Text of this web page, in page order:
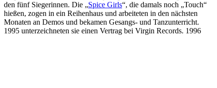
den fünf Siegerinnen. Die „Spice Girls“, die damals noch „Touch“
hießen, zogen in ein Reihenhaus und arbeiteten in den nächsten
Monaten an Demos und bekamen Gesangs- und Tanzunterricht.
1995 unterzeichneten sie einen Vertrag bei Virgin Records. 1996